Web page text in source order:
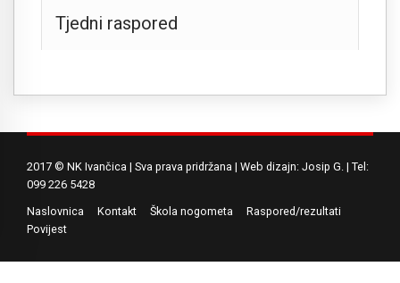
Tjedni raspored
2017 © NK Ivančica | Sva prava pridržana | Web dizajn: Josip G. | Tel:
099 226 5428
Naslovnica Kontakt Škola nogometa
Raspored/rezultati
Povijest